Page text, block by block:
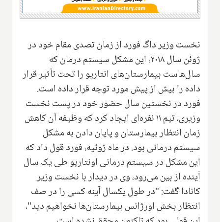
نخست وزیر داگ فورد از زمان تصدی مقام خود در
ژوئن سال ۲۰۱۸‌، این مشکل سیستم درمان که
سال‌هاست بیمارستان‌های انتاریو را تحت تأثیر قرار
داده ‌را بیش از پیش مورد توجه قرار داده است.
فورد در نخستین سال حضور خود در پست نخست
وزیری‌، تیم ۱۱ نفره‌ای ایجاد کرد که وظیفه آن کاهش
زمان انتظار بیمارستان و پایان دادن به مشکل
سیستم درمانی بود. در ماه ژوئیه‌، فورد قول داد كه
این مشکل در سیستم درمانی اونتاریو طی یک سال
آینده از بین می‌رود، وی در دیدار با نخست وزیر
کانادا گفت: "در طول یکسال آینه کسی را در صف
انتظار بخش اورژانس بیمارستان‌ها نخواهیم دید"،